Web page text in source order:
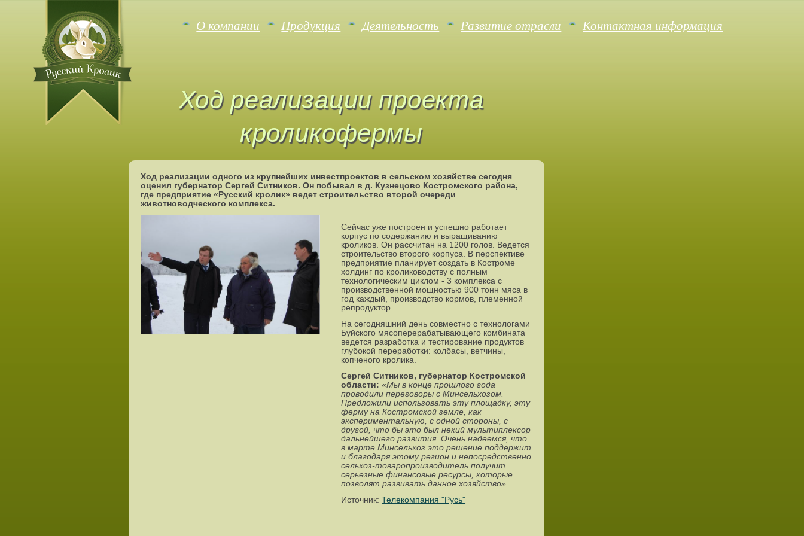
О компании Продукция Деятельность Развитие отрасли Контактная информация
Ход реализации проекта
кроликофермы
Ход реализации одного из крупнейших инвестпроектов в сельском хозяйстве сегодня
оценил губернатор Сергей Ситников. Он побывал в д. Кузнецово Костромского района,
где предприятие «Русский кролик» ведет строительство второй очереди
животноводческого комплекса.
Сейчас уже построен и успешно работает
корпус по содержанию и выращиванию
кроликов. Он рассчитан на 1200 голов. Ведется
строительство второго корпуса. В перспективе
предприятие планирует создать в Костроме
холдинг по кролиководству с полным
технологическим циклом - 3 комплекса с
производственной мощностью 900 тонн мяса в
год каждый, производство кормов, племенной
репродуктор.
На сегодняшний день совместно с технологами
Буйского мясоперерабатывающего комбината
ведется разработка и тестирование продуктов
глубокой переработки: колбасы, ветчины,
копченого кролика.
Сергей Ситников, губернатор Костромской
области: «Мы в конце прошлого года
проводили переговоры с Минсельхозом.
Предложили использовать эту площадку, эту
ферму на Костромской земле, как
экспериментальную, с одной стороны, с
другой, что бы это был некий мультиплексор
дальнейшего развития. Очень надеемся, что
в марте Минсельхоз это решение поддержит
и благодаря этому регион и непосредственно
сельхоз-товаропроизводитель получит
серьезные финансовые ресурсы, которые
позволят развивать данное хозяйство».
Источник:Телекомпания "Русь"